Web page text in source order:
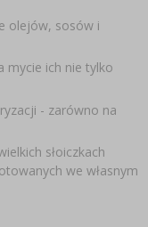
olejów, sosów i
mycie ich nie tylko
- zarówno na
słoiczkach
we własnym